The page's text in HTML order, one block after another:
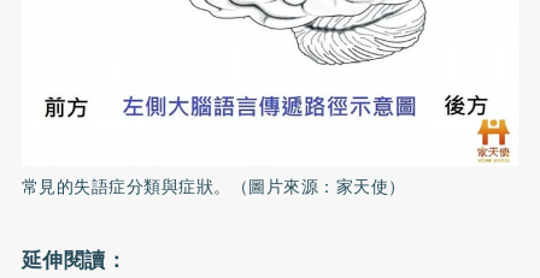
常見的失語症分類與症狀。（圖片來源：家天使）
延伸閱讀：